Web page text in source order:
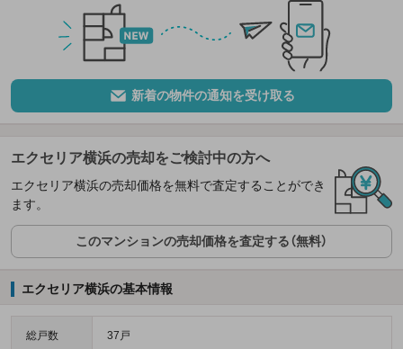
新着の物件の通知を受け取る
エクセリア横浜の売却をご検討中の方へ
エクセリア横浜の売却価格を無料で査定することができ
ます。
このマンションの売却価格を査定する（無料）
エクセリア横浜の基本情報
総戸数 37戸